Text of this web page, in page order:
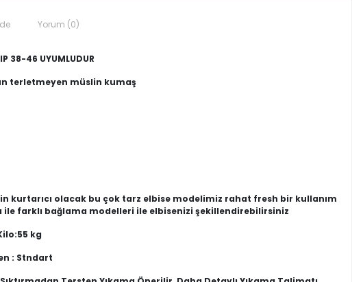
Yorum (0)
38-46 UYUMLUDUR
terletmeyen müslin kumaş
kurtarıcı olacak bu çok tarz elbise modelimiz rahat fresh bir kullanım
ile farklı bağlama modelleri ile elbisenizi şekillendirebilirsiniz
kg
: Stndart